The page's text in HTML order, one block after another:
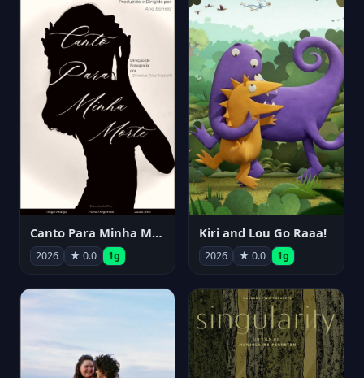
Canto Para Minha Morte
2026 ★ 0.0 1g
Kiri and Lou Go Raaa!
2026 ★ 0.0 1g